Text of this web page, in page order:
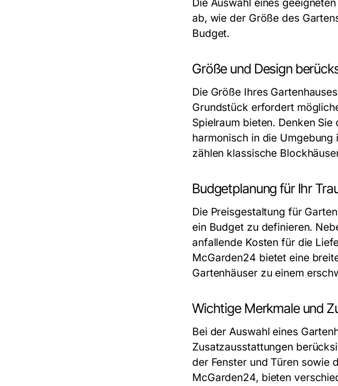
Die Auswahl eines
ab, wie der Größe des
Budget.
Größe und Design
Die Größe Ihres
Grundstück erfordert
Spielraum bieten. Denken
harmonisch in die
zählen klassische
Budgetplanung für Ihr
Die Preisgestaltung für
ein Budget zu definieren.
anfallende Kosten für die
McGarden24 bietet eine
Gartenhäuser zu einem
Wichtige Merkmale und
Bei der Auswahl eines
Zusatzausstattungen
der Fenster und Türen sowie
McGarden24, bieten